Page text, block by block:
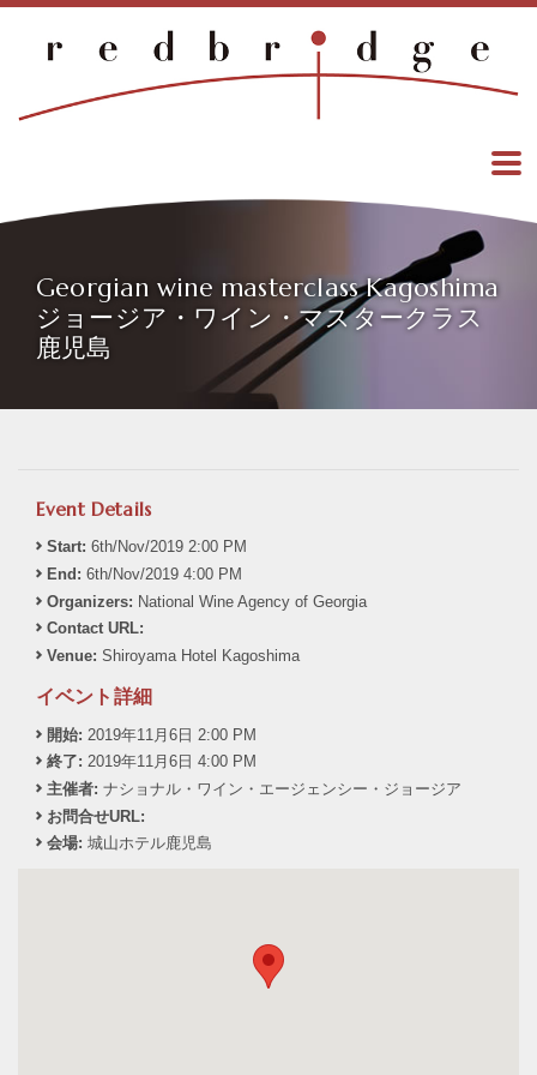
Georgian wine masterclass Kagoshima
ジョージア・ワイン・マスタークラス
鹿児島
Event Details
Start: 6th/Nov/2019 2:00 PM
End: 6th/Nov/2019 4:00 PM
Organizers: National Wine Agency of Georgia
Contact URL:
Venue: Shiroyama Hotel Kagoshima
イベント詳細
開始: 2019年11月6日 2:00 PM
終了: 2019年11月6日 4:00 PM
主催者: ナショナル・ワイン・エージェンシー・ジョージア
お問合せURL:
会場: 城山ホテル鹿児島